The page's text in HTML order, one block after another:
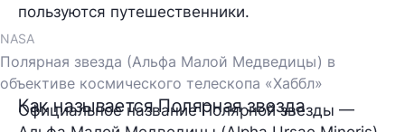
пользуются путешественники.
NASA
Полярная звезда (Альфа Малой Медведицы) в
объективе космического телескопа «Хаббл»
Как называется Полярная звезда
Официальное название Полярной звезды —